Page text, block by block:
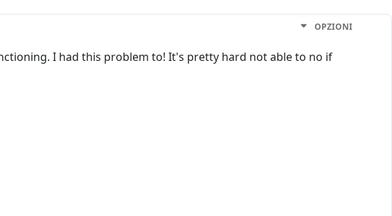
OPZIONI
I had this problem to! It's pretty hard not able to no if